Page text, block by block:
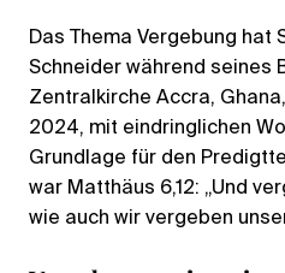
Das Thema Vergebung
Schneider während seines
Zentralkirche Accra,
2024, mit eindringlichen
Grundlage für den
war Matthäus 6,12: „Und
wie auch wir vergeben